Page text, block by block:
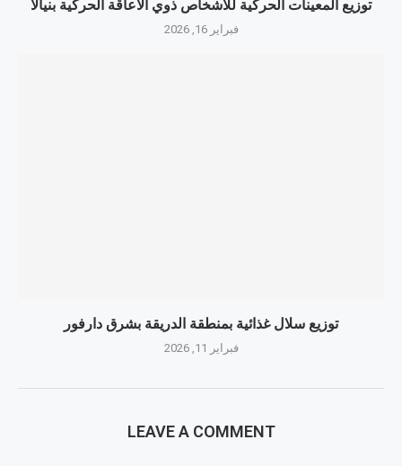
توزيع المعينات الحركية للأشخاص ذوي الاعاقة الحركية بنيالا
فبراير 16, 2026
توزيع سلال غذائية بمنطقة الدريقة بشرق دارفور
فبراير 11, 2026
LEAVE A COMMENT